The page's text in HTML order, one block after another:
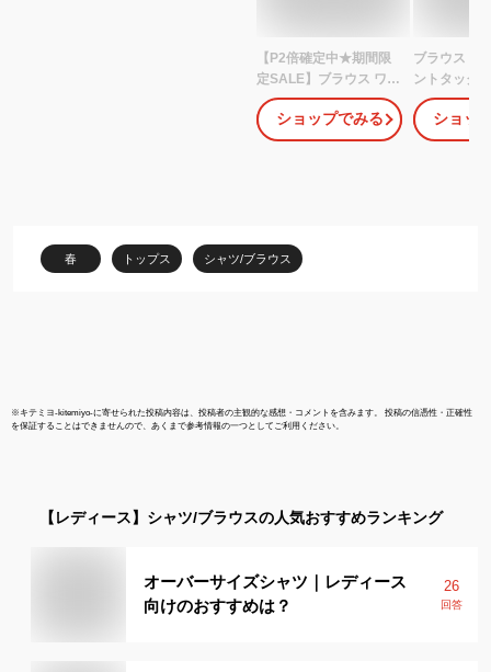
【P2倍確定中★期間限
定SALE】ブラウス ワイ
シャツ レディース 長袖
七分袖 レギュラーカラ
ー オフィス ビジネス フ
料無料】
ショップでみる
ブラウス 送
ントタック
レディース
ワイト ネイ
ブルーグリ
ショッ
春 トップス シャツ/ブラウス
※キテミヨ-kitemiyo-に寄せられた投稿内容は、投稿者の主観的な感想・コメントを含みます。 投稿の信憑性・正確性
を保証することはできませんので、あくまで参考情報の一つとしてご利用ください。
【レディース】 シャツ/ブラウスの人気おすすめランキング
オーバーサイズシャツ｜レディース
向けのおすすめは？
26
回答